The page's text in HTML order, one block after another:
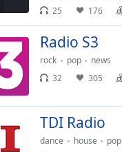
25
176
Radio S3
rock pop
news
32
305
TDI Radio
dance house pop